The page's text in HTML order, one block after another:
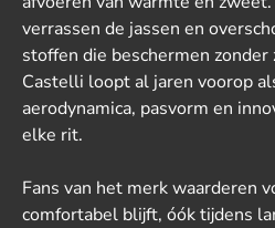
verrassen de jassen en
stoffen die beschermen zonder
Castelli loopt al jaren voorop
aerodynamica, pasvorm en
elke rit.
Fans van het merk waarderen
comfortabel blijft, óók tijdens